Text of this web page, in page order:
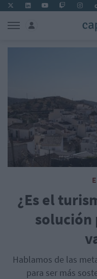
¿Es el
solución
Hablamos de las
para ser más